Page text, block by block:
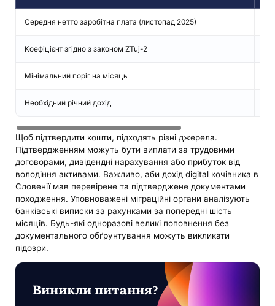
Середня нетто заробітна плата (листопад 2025)
Коефіцієнт згідно з законом ZTuj-2
Мінімальний поріг на місяць
Необхідний річний дохід
Щоб підтвердити кошти, підходять різні джерела.
Підтвердженням можуть бути виплати за трудовими
договорами, дивідендні нарахування або прибуток від
володіння активами. Важливо, аби дохід digital кочівника в
Словенії мав перевірене та підтверджене документами
походження. Уповноважені міграційні органи аналізують
банківські виписки за рахунками за попередні шість
місяців. Будь-які одноразові великі поповнення без
документального обґрунтування можуть викликати
підозри.
Виникли питання?